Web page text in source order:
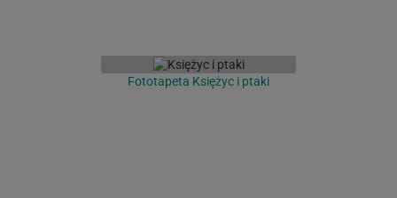
Fototapeta Księżyc i ptaki